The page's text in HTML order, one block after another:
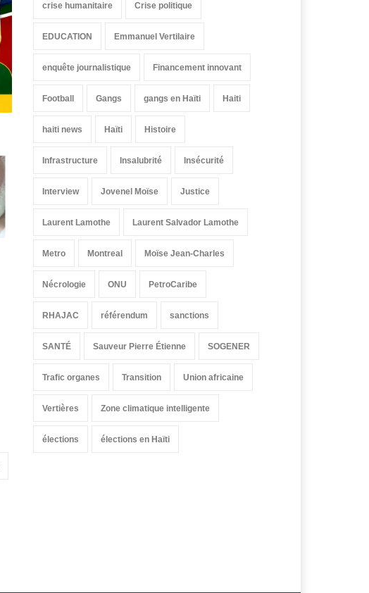
crise humanitaire Crise politique
EDUCATION Emmanuel Vertilaire
enquête journalistique Financement innovant
Football Gangs gangs en Haïti Haiti
haiti news Haïti Histoire
Infrastructure Insalubrité Insécurité
Interview Jovenel Moïse Justice
Laurent Lamothe Laurent Salvador Lamothe
Metro Montreal Moïse Jean-Charles
Nécrologie ONU PetroCaribe
RHAJAC référendum sanctions
SANTÉ Sauveur Pierre Étienne SOGENER
Trafic organes Transition Union africaine
Vertières Zone climatique intelligente
élections élections en Haïti